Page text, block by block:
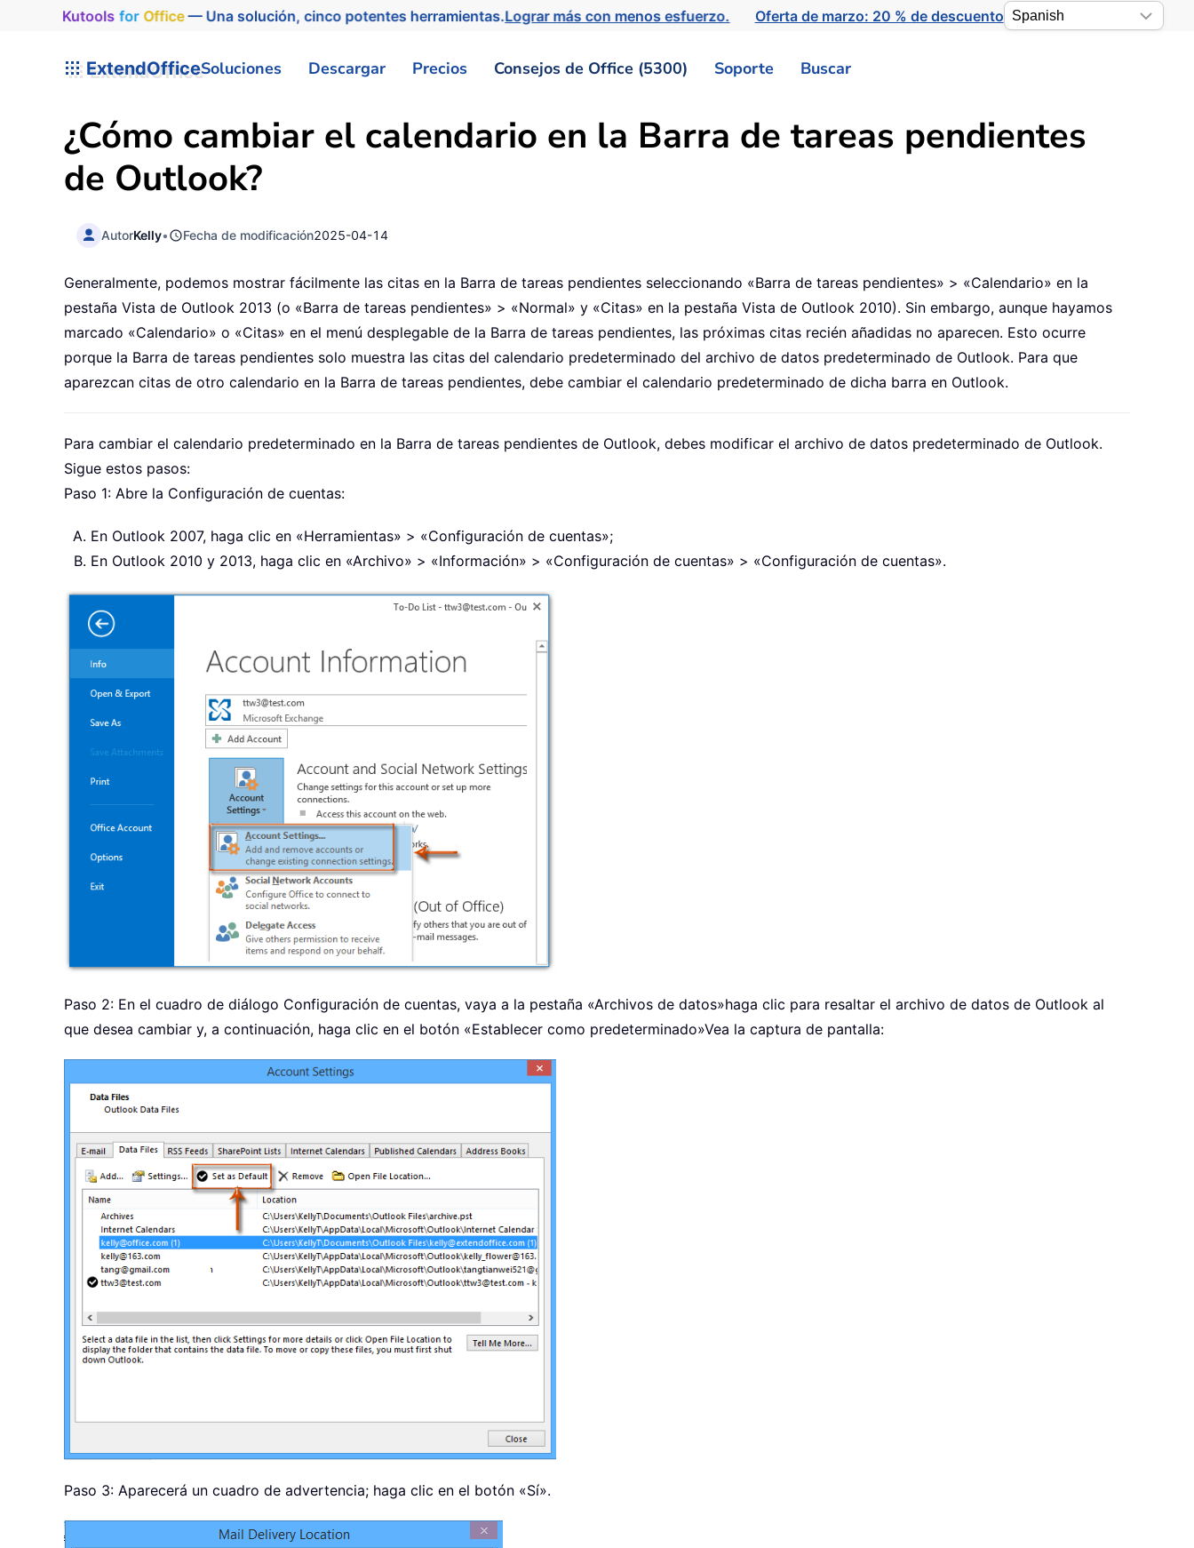
Kutools for Office— Una solución, cinco potentes herramientas.Lograr más con menos esfuerzo. Oferta de marzo: 20 % de descuento
ExtendOfficeSoluciones Descargar Precios Consejos de Office (5300) Soporte Buscar
¿Cómo cambiar el calendario en la Barra de tareas pendientes
de Outlook?
AutorKelly• Fecha de modificación2025-04-14
Generalmente, podemos mostrar fácilmente las citas en la Barra de tareas pendientes seleccionando «Barra de tareas pendientes» > «Calendario» en la
pestaña Vista de Outlook 2013 (o «Barra de tareas pendientes» > «Normal» y «Citas» en la pestaña Vista de Outlook 2010). Sin embargo, aunque hayamos
marcado «Calendario» o «Citas» en el menú desplegable de la Barra de tareas pendientes, las próximas citas recién añadidas no aparecen. Esto ocurre
porque la Barra de tareas pendientes solo muestra las citas del calendario predeterminado del archivo de datos predeterminado de Outlook. Para que
aparezcan citas de otro calendario en la Barra de tareas pendientes, debe cambiar el calendario predeterminado de dicha barra en Outlook.
Para cambiar el calendario predeterminado en la Barra de tareas pendientes de Outlook, debes modificar el archivo de datos predeterminado de Outlook.
Sigue estos pasos:
Paso 1: Abre la Configuración de cuentas:
En Outlook 2007, haga clic en «Herramientas» > «Configuración de cuentas»;
En Outlook 2010 y 2013, haga clic en «Archivo» > «Información» > «Configuración de cuentas» > «Configuración de cuentas».
Paso 2: En el cuadro de diálogo Configuración de cuentas, vaya a la pestaña «Archivos de datos»haga clic para resaltar el archivo de datos de Outlook al
que desea cambiar y, a continuación, haga clic en el botón «Establecer como predeterminado»Vea la captura de pantalla:
Paso 3: Aparecerá un cuadro de advertencia; haga clic en el botón «Sí».